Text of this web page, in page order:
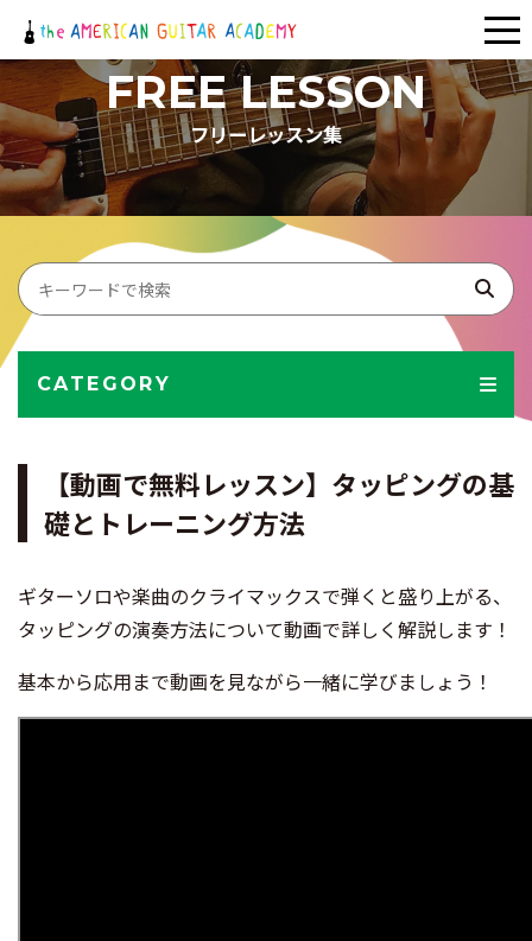
FREE LESSON
フリーレッスン集
CATEGORY
【動画で無料レッスン】タッピングの基
礎とトレーニング方法
ギターソロや楽曲のクライマックスで弾くと盛り上がる、
タッピングの演奏方法について動画で詳しく解説します！
基本から応用まで動画を見ながら一緒に学びましょう！
メ
ニ
ュ
ー